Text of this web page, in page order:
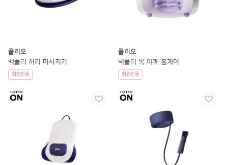
풀리오
백풀러 허리 마사지기
회원전용
풀리오
넥풀러 목 어깨 홈케어
회원전용